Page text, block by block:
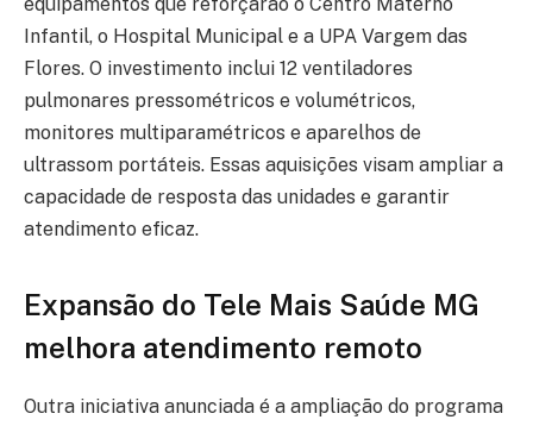
Infantil, o Hospital Municipal e a UPA Vargem das
Flores. O investimento inclui 12 ventiladores
pulmonares pressométricos e volumétricos,
monitores multiparamétricos e aparelhos de
ultrassom portáteis. Essas aquisições visam ampliar a
capacidade de resposta das unidades e garantir
atendimento eficaz.
Expansão do Tele Mais Saúde MG
melhora atendimento remoto
Outra iniciativa anunciada é a ampliação do programa